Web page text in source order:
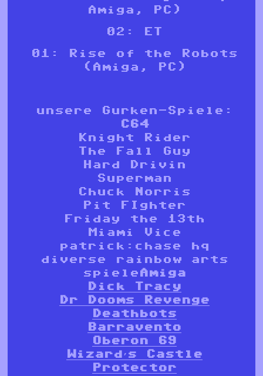
Amiga, PC)
02: ET
01: Rise of the Robots
(Amiga, PC)
unsere Gurken-Spiele:
C64
Knight Rider
The Fall Guy
Hard Drivin
Superman
Chuck Norris
Pit FIghter
Friday the 13th
Miami Vice
patrick:chase hq
diverse rainbow arts
spiele Amiga
Dick Tracy
Dr Dooms Revenge
Deathbots
Barravento
Oberon 69
Wizard’s Castle
Protector